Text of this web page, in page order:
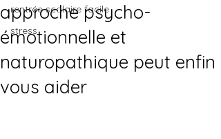
rentrée scolaire facile
stress
approche psycho-
émotionnelle et
naturopathique peut enfin
vous aider